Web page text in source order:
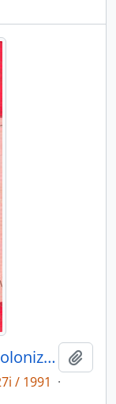
El impacto de la conquista y colonización española en la antigua Coatlalpan (Izúcar, Puebla) en el primer siglo colonial
/ 1991 ·